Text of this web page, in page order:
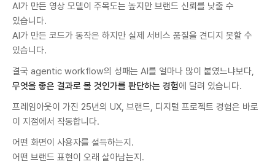
AI가 만든 영상 모델이 주목도는 높지만 브랜드 신뢰를 낮출 수
있습니다.
AI가 만든 코드가 동작은 하지만 실제 서비스 품질을 견디지 못할 수
있습니다.
결국 agentic workflow의 성패는 AI를 얼마나 많이 붙였느냐보다,
무엇을 좋은 결과로 볼 것인가를 판단하는 경험에 달려 있습니다.
프레임아웃이 가진 25년의 UX, 브랜드, 디지털 프로젝트 경험은 바로
이 지점에서 작동합니다.
어떤 화면이 사용자를 설득하는지.
어떤 브랜드 표현이 오래 살아남는지.